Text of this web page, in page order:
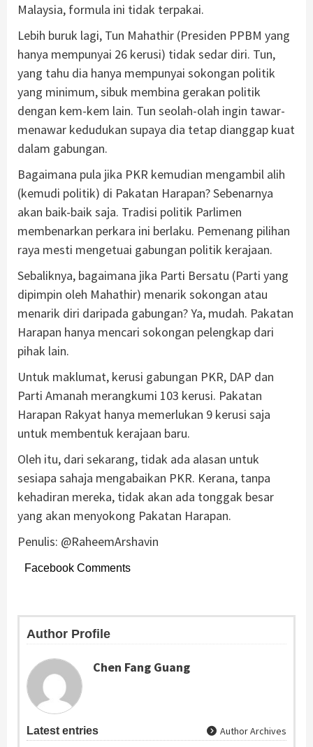
Malaysia, formula ini tidak terpakai.
Lebih buruk lagi, Tun Mahathir (Presiden PPBM yang
hanya mempunyai 26 kerusi) tidak sedar diri. Tun,
yang tahu dia hanya mempunyai sokongan politik
yang minimum, sibuk membina gerakan politik
dengan kem-kem lain. Tun seolah-olah ingin tawar-
menawar kedudukan supaya dia tetap dianggap kuat
dalam gabungan.
Bagaimana pula jika PKR kemudian mengambil alih
(kemudi politik) di Pakatan Harapan? Sebenarnya
akan baik-baik saja. Tradisi politik Parlimen
membenarkan perkara ini berlaku. Pemenang pilihan
raya mesti mengetuai gabungan politik kerajaan.
Sebaliknya, bagaimana jika Parti Bersatu (Parti yang
dipimpin oleh Mahathir) menarik sokongan atau
menarik diri daripada gabungan? Ya, mudah. Pakatan
Harapan hanya mencari sokongan pelengkap dari
pihak lain.
Untuk maklumat, kerusi gabungan PKR, DAP dan
Parti Amanah merangkumi 103 kerusi. Pakatan
Harapan Rakyat hanya memerlukan 9 kerusi saja
untuk membentuk kerajaan baru.
Oleh itu, dari sekarang, tidak ada alasan untuk
sesiapa sahaja mengabaikan PKR. Kerana, tanpa
kehadiran mereka, tidak akan ada tonggak besar
yang akan menyokong Pakatan Harapan.
Penulis: @RaheemArshavin
Facebook Comments
Author Profile
Chen Fang Guang
Latest entries Author Archives